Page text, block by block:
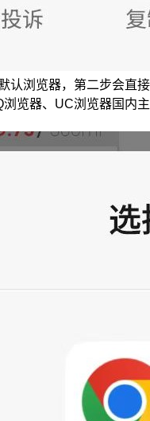
认浏览器，第二步会直接
览器、UC浏览器国内主